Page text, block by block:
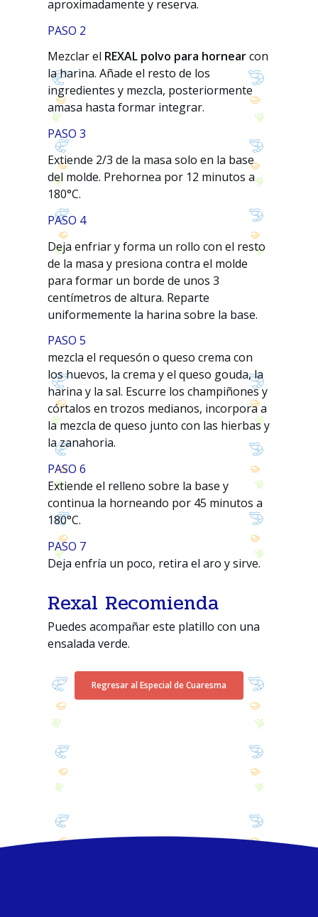
aproximadamente y reserva.
PASO 2
Mezclar el REXAL polvo para hornearcon
la harina. Añade el resto de los
ingredientes y mezcla, posteriormente
amasa hasta formar integrar.
PASO 3
Extiende 2/3 de la masa solo en la base
del molde. Prehornea por 12 minutos a
180°C.
PASO 4
Deja enfriar y forma un rollo con el resto
de la masa y presiona contra el molde
para formar un borde de unos 3
centímetros de altura. Reparte
uniformemente la harina sobre la base.
PASO 5
mezcla el requesón o queso crema con
los huevos, la crema y el queso gouda, la
harina y la sal. Escurre los champiñones y
córtalos en trozos medianos, incorpora a
la mezcla de queso junto con las hierbas y
la zanahoria.
PASO 6
Extiende el relleno sobre la base y
continua la horneando por 45 minutos a
180°C.
PASO 7
Deja enfría un poco, retira el aro y sirve.
Rexal Recomienda
Puedes acompañar este platillo con una
ensalada verde.
Regresar al Especial de Cuaresma